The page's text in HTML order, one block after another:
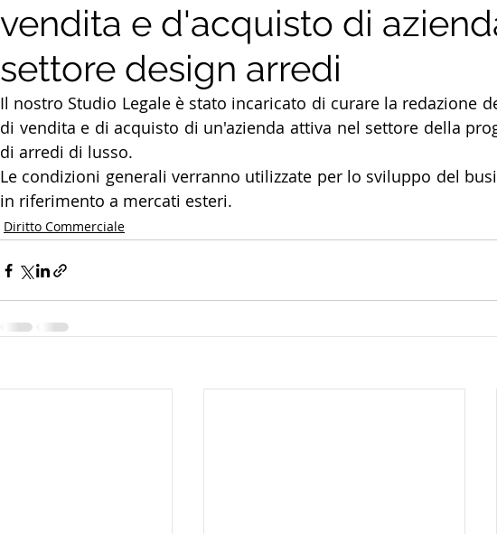
vendita e d'acquisto di
settore design arredi
Il nostro Studio Legale è stato incaricato di curare la redazione
di vendita e di acquisto di un'azienda attiva nel settore della
di arredi di lusso.
Le condizioni generali verranno utilizzate per lo sviluppo del
in riferimento a mercati esteri.
Diritto Commerciale